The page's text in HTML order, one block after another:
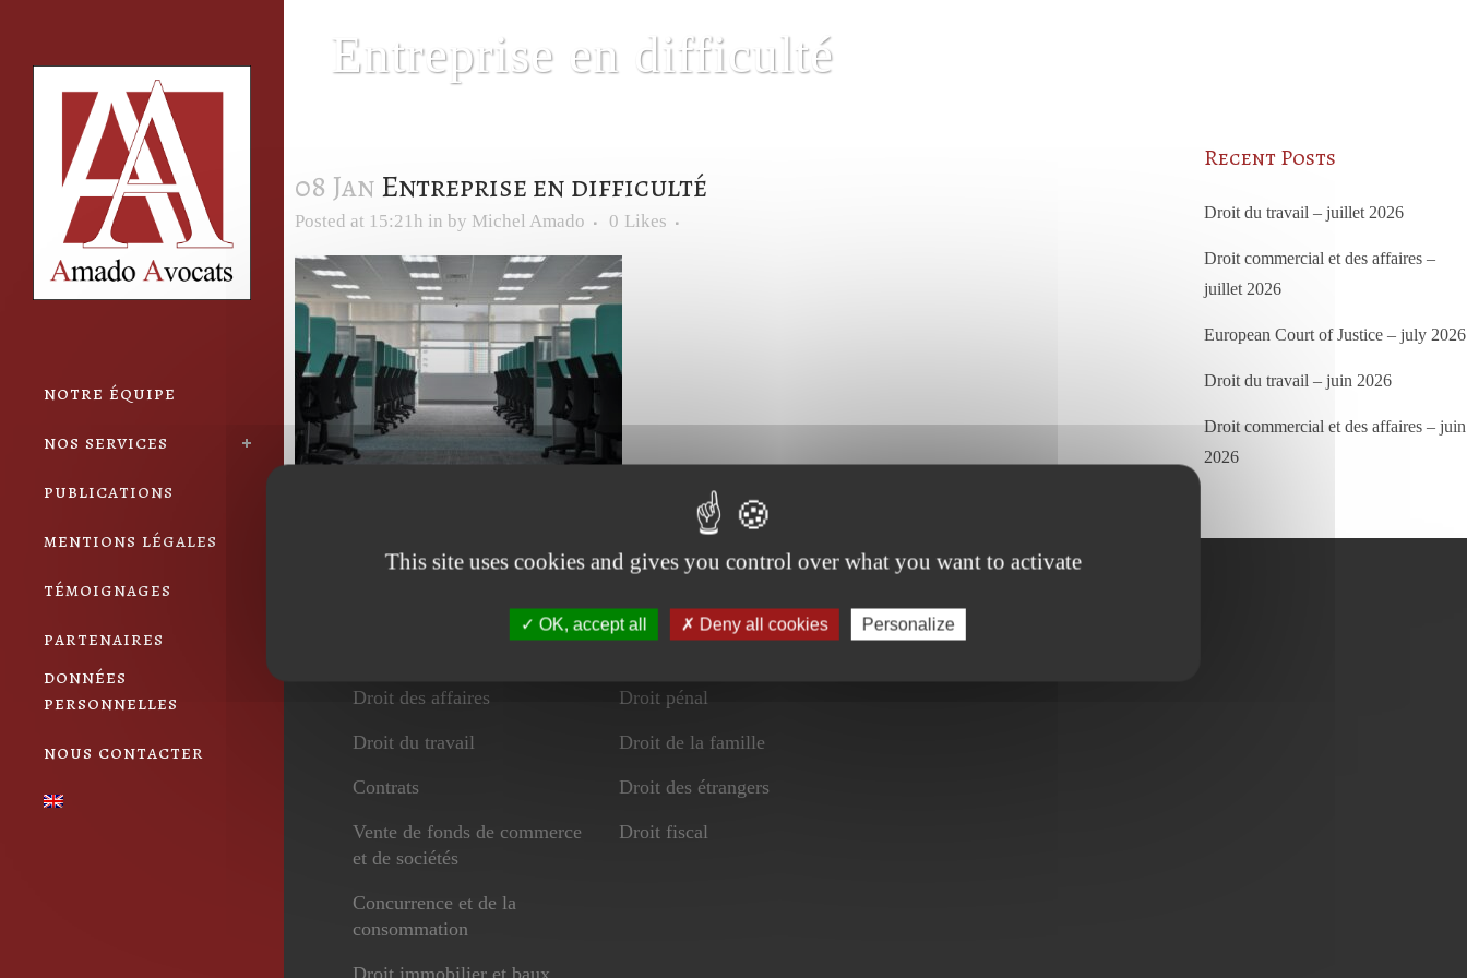
notre équipe
nos services
publications
mentions légales
témoignages
partenaires
données
personnelles
nous contacter
Entreprise en difficulté
08 JanEntreprise en difficulté
Posted at 15:21h in by Michel Amado 0 Likes
Recent Posts
Droit du travail – juillet 2026
Droit commercial et des affaires –
juillet 2026
European Court of Justice – july 2026
Droit du travail – juin 2026
Droit commercial et des affaires – juin
2026
Droit des affaires
Droit du travail
Contrats
Vente de fonds de commerce
et de sociétés
Concurrence et de la
consommation
Droit immobilier et baux
Droit pénal
Droit de la famille
Droit des étrangers
Droit fiscal
This site uses cookies and gives you control over what you want to activate
OK, accept all Deny all cookies Personalize